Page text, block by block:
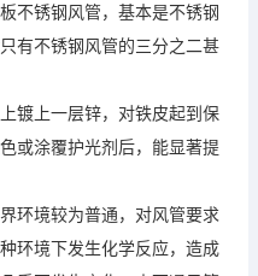
不锈钢风管，基本是不锈钢
有不锈钢风管的三分之二甚
镀上一层锌，对铁皮起到保
或涂覆护光剂后，能显著提
环境较为普通，对风管要求
环境下发生化学反应，造成